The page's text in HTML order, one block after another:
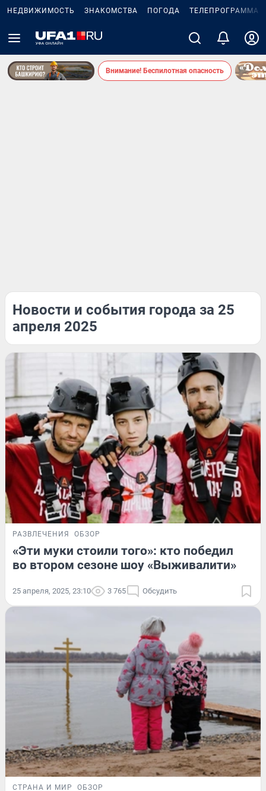
НЕДВИЖИМОСТЬ ЗНАКОМСТВА ПОГОДА ТЕЛЕПРОГРАММА
Внимание! Беспилотная опасность
Новости и события города за 25
апреля 2025
РАЗВЛЕЧЕНИЯ ОБЗОР
«Эти муки стоили того»: кто победил
во втором сезоне шоу «Выживалити»
25 апреля, 2025, 23:10 3 765 Обсудить
СТРАНА И МИР ОБЗОР